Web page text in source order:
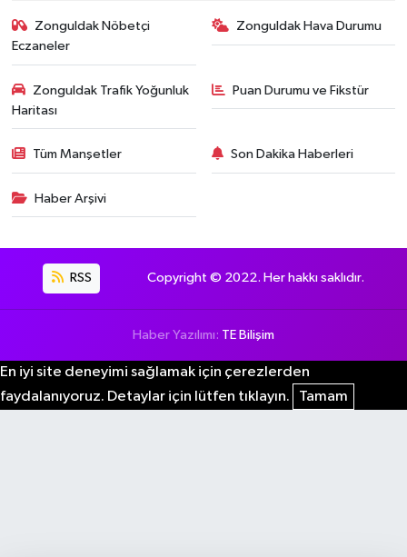
Zonguldak Nöbetçi
Eczaneler
Zonguldak Hava Durumu
Zonguldak Trafik Yoğunluk
Haritası
Puan Durumu ve Fikstür
Tüm Manşetler Son Dakika Haberleri
Haber Arşivi
RSS Copyright © 2022. Her hakkı saklıdır.
Haber Yazılımı: TE Bilişim
En iyi site deneyimi sağlamak için çerezlerden
faydalanıyoruz. Detaylar için lütfen tıklayın.
Tamam